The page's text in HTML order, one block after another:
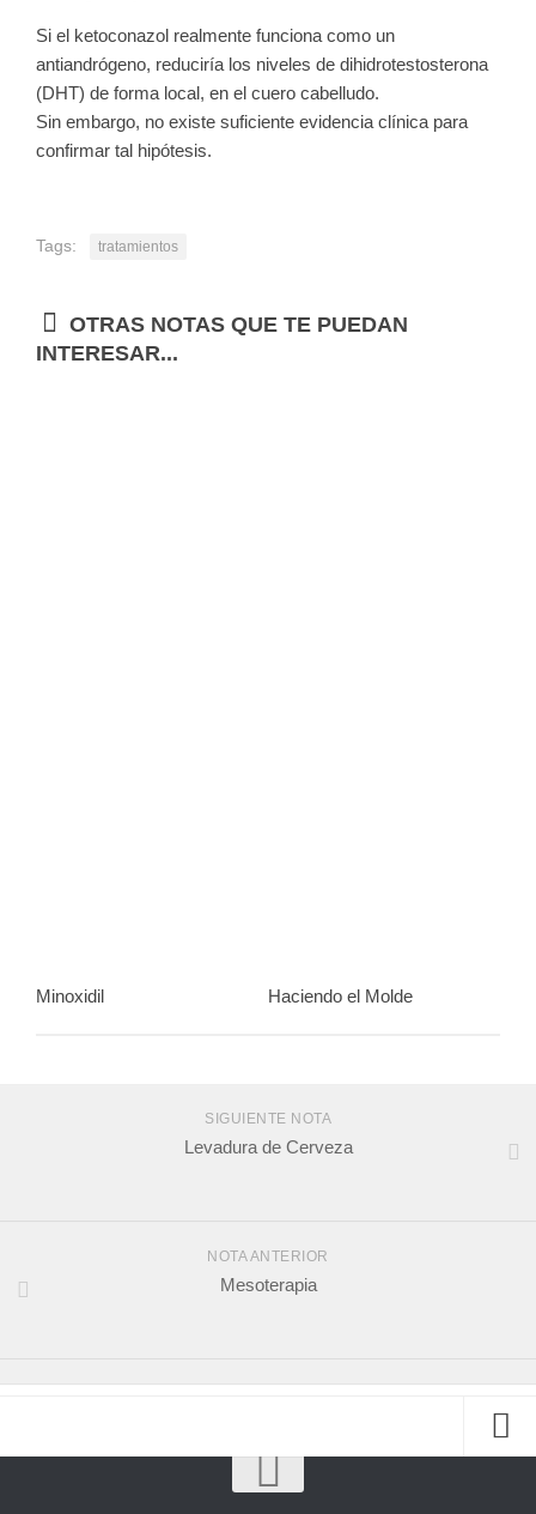
Si el ketoconazol realmente funciona como un
antiandrógeno, reduciría los niveles de dihidrotestosterona
(DHT) de forma local, en el cuero cabelludo.
Sin embargo, no existe suficiente evidencia clínica para
confirmar tal hipótesis.
Tags: tratamientos
OTRAS NOTAS QUE TE PUEDAN
INTERESAR...
Minoxidil Haciendo el Molde
SIGUIENTE NOTA
Levadura de Cerveza
NOTA ANTERIOR
Mesoterapia